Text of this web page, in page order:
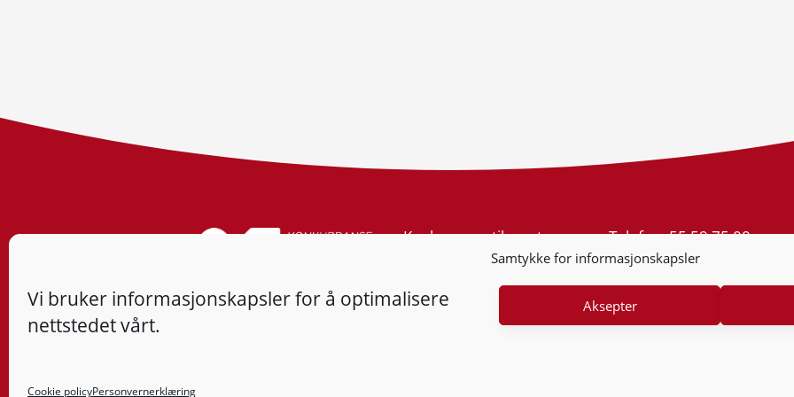
Samtykke for informasjonskapsler
Vi bruker informasjonskapsler for å optimalisere
nettstedet vårt.
Aksepter
Cookie policyPersonvernerklæring
Konkurransetilsynet
Postboks 439 Sentrum
Org.nr: 974 761 246
Telefon:55 59 75 00
E-post:post@kt.no
Nyhetsvarsel >>